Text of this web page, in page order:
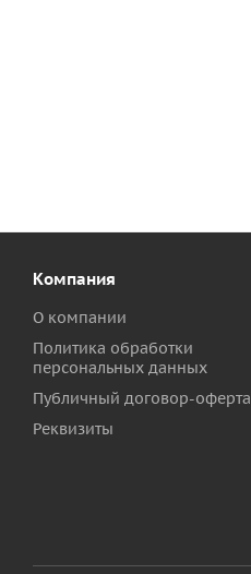
Компания
О компании
Политика обработки
персональных данных
Публичный договор-оферта
Реквизиты